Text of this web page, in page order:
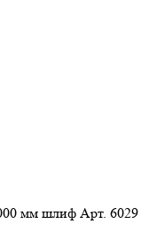
мм шлиф Арт. 6029